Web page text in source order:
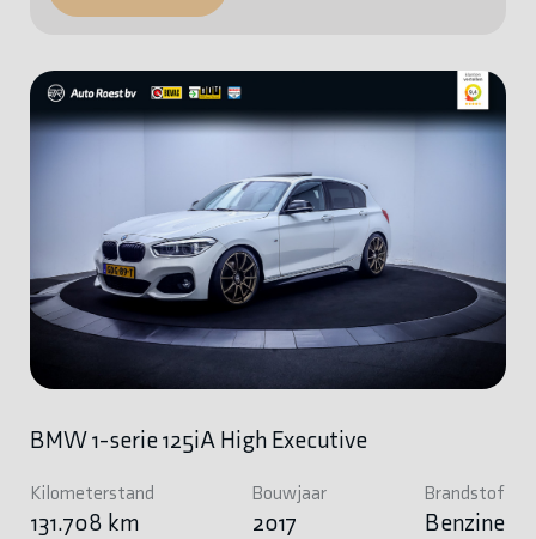
BMW 1-serie 125iA High Executive
Kilometerstand
131.708 km
Bouwjaar
2017
Brandstof
Benzine